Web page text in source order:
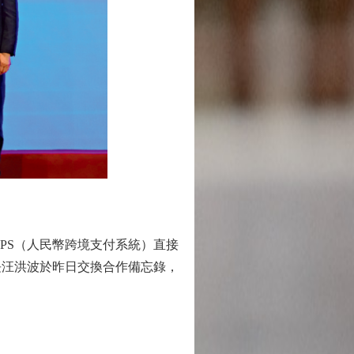
（人民幣跨境支付系統）直接
洪波於昨日交換合作備忘錄，